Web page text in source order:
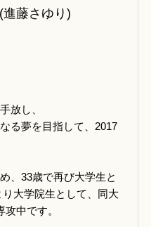
藤さゆり)
放し、
る夢を目指して、2017
、33歳で再び大学生と
大学院生として、同大
中です。